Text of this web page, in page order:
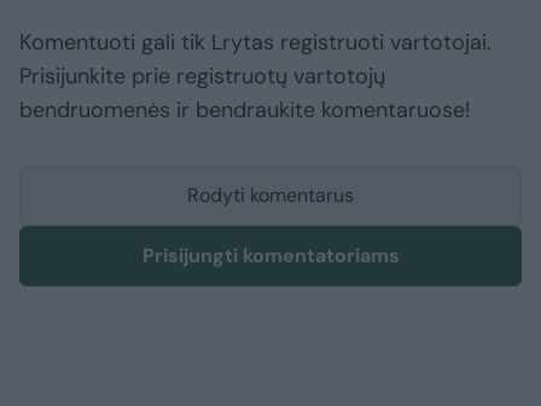
Komentuoti gali tik Lrytas registruoti vartotojai.
Prisijunkite prie registruotų vartotojų
bendruomenės ir bendraukite komentaruose!
Rodyti komentarus
Prisijungti komentatoriams